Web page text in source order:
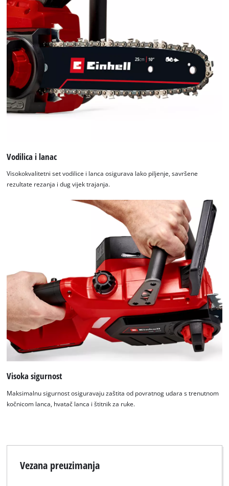
Trebamo vaše dopuštenje za učitavanje
Google Maps usluge!
This content is not permitted to load due
to trackers that are not disclosed to the
visitor. The website owner needs to setup
the site with their CMP to add this content
to the list of technologies used.
Powered byUsercentrics Consent
Management Platform
Vodilica i lanac
Visokokvalitetni set vodilice i lanca osigurava lako piljenje, savršene
rezultate rezanja i dug vijek trajanja.
Visoka sigurnost
Maksimalnu sigurnost osiguravaju zaštita od povratnog udara s trenutnom
kočnicom lanca, hvatač lanca i štitnik za ruke.
Vezana preuzimanja